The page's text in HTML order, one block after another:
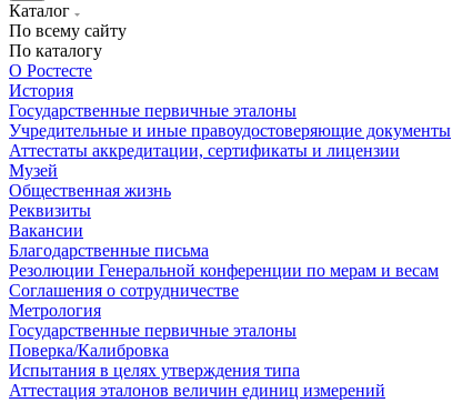
Каталог
По всему сайту
По каталогу
О Ростесте
История
Государственные первичные эталоны
Учредительные и иные правоудостоверяющие документы
Аттестаты аккредитации, сертификаты и лицензии
Музей
Общественная жизнь
Реквизиты
Вакансии
Благодарственные письма
Резолюции Генеральной конференции по мерам и весам
Соглашения о сотрудничестве
Метрология
Государственные первичные эталоны
Поверка/Калибровка
Испытания в целях утверждения типа
Аттестация эталонов величин единиц измерений